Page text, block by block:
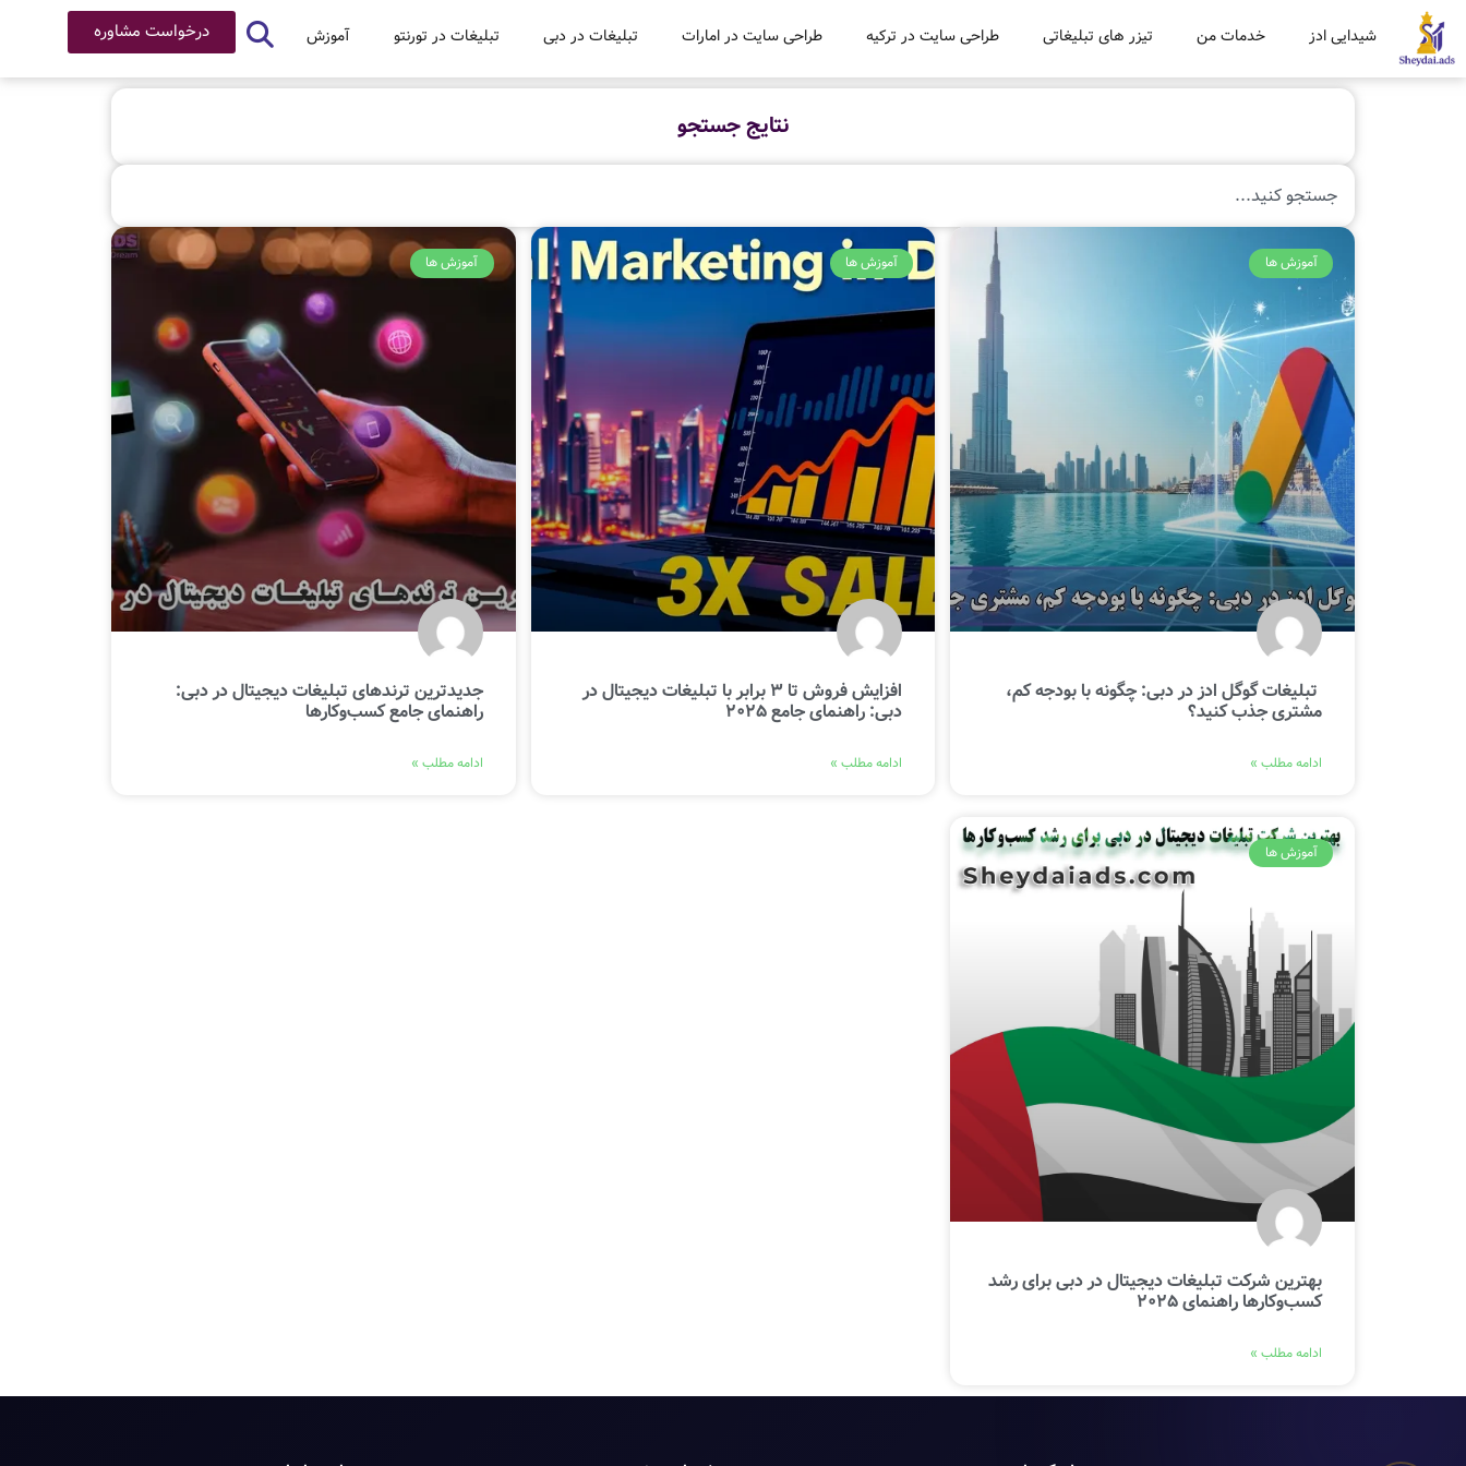
شیدایی ادز خدمات من تیزر های تبلیغاتی طراحی سایت در ترکیه طراحی سایت در امارات تبلیغات در دبی تبلیغات در تورنتو آموزش درخواست مشاوره
نتایج جستجو
آموزش ها
تبلیغات گوگل ادز در دبی: چگونه با بودجه کم،
مشتری جذب کنید؟
ادامه مطلب »
آموزش ها
افزایش فروش تا 3 برابر با تبلیغات دیجیتال در
دبی: راهنمای جامع 2025
ادامه مطلب »
آموزش ها
جدیدترین ترندهای تبلیغات دیجیتال در دبی:
راهنمای جامع کسب‌وکارها
ادامه مطلب »
آموزش ها
بهترین شرکت تبلیغات دیجیتال در دبی برای رشد
کسب‌وکارها راهنمای 2025
ادامه مطلب »